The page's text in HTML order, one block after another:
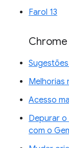
Farol 13
Chrome
Melhorias
Acesso
Depurar
com o